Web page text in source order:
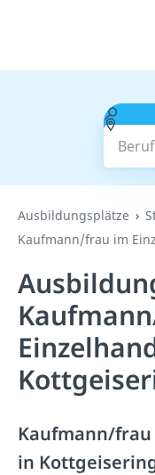
Ausbildungsplätze
Kaufmann/frau im
Kaufmann/
in